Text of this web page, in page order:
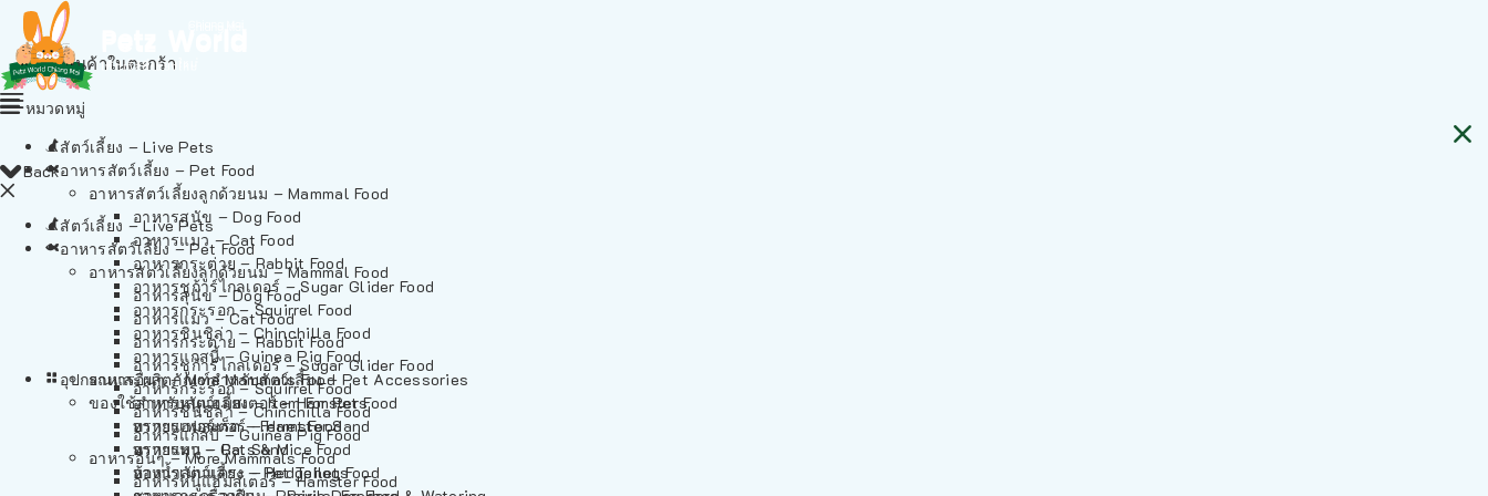
ไม่มีสินค้าในตะกร้า
Back
สัตว์เลี้ยง – Live Pets
อาหารสัตว์เลี้ยง – Pet Food
อาหารสัตว์เลี้ยงลูกด้วยนม – Mammal Food
อาหารสุนัข – Dog Food
อาหารแมว – Cat Food
อาหารกระต่าย – Rabbit Food
อาหารชูก้าร์ไกลเดอร์ – Sugar Glider Food
อาหารกระรอก – Squirrel Food
อาหารชินชิล่า – Chinchilla Food
อาหารแกสบี้ – Guinea Pig Food
อาหารอื่นๆ – More Mammals Food
อาหารหนูแฮมสเตอร์ – Hamster Food
หมวดหมู่
สัตว์เลี้ยง – Live Pets
อาหารสัตว์เลี้ยง – Pet Food
อาหารสัตว์เลี้ยงลูกด้วยนม – Mammal Food
อาหารสุนัข – Dog Food
อาหารแมว – Cat Food
อาหารกระต่าย – Rabbit Food
อาหารชูก้าร์ไกลเดอร์ – Sugar Glider Food
อาหารกระรอก – Squirrel Food
อาหารชินชิล่า – Chinchilla Food
อาหารแกสบี้ – Guinea Pig Food
อาหารอื่นๆ – More Mammals Food
อาหารหนูแฮมสเตอร์ – Hamster Food
อาหารเฟอร์เร็ต – Ferret Food
อาหารหนู – Rats & Mice Food
อาหารเม่นแคระ – Hedgehog Food
อุปกรณและผลิตภัณฑ์สำหรับสัตว์เลี้ยง – Pet Accessories
ของใช้สำหรับสัตว์เลี้ยง – Item For Pets
ทรายแฮมสเตอร์ – Hamster Sand
ทรายแมว – Cat Sand
ห้องน้ำสัตว์เลี้ยง – Pet Toilets